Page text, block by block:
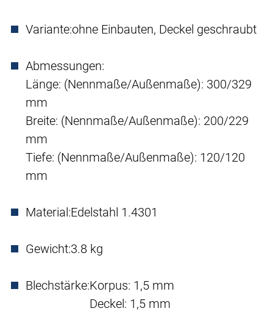
Variante:ohne Einbauten, Deckel geschraubt
Abmessungen:
Länge: (Nennmaße/Außenmaße): 300/329
mm
Breite: (Nennmaße/Außenmaße): 200/229
mm
Tiefe: (Nennmaße/Außenmaße): 120/120
mm
Material:Edelstahl 1.4301
Gewicht:3.8 kg
Blechstärke:Korpus: 1,5 mm
Deckel: 1,5 mm